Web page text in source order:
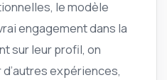
le modèle
engagement dans la
sur leur profil, on
expériences,